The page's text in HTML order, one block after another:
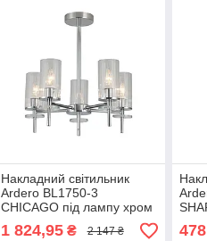
Накладний світильник
Ardero BL1750-3
CHICAGO під лампу хром
1 824,95₴ 2 147 ₴